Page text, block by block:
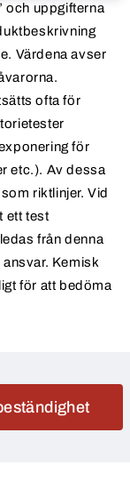
och uppgifterna
Värdena avser
ofta för
för
etc.). Av dessa
riktlinjer. Vid
ett test
från denna
Kemisk
för att bedöma